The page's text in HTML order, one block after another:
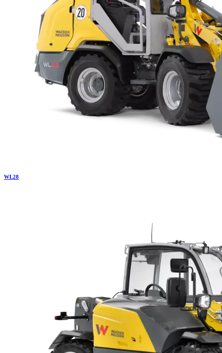
WL28